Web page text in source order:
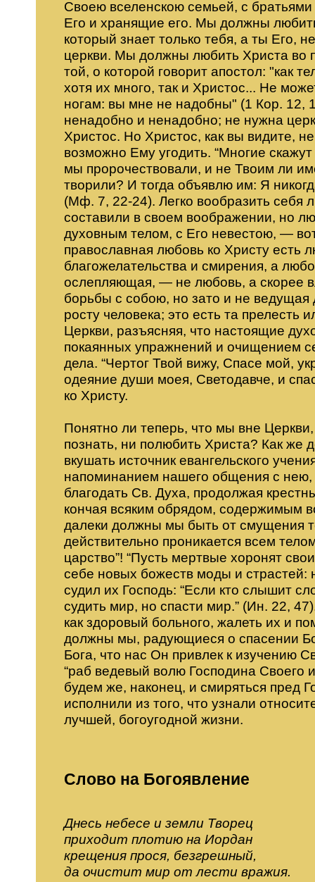
Своею вселенскою семьей, с
Его и хранящие его. Мы должны
который знает только тебя, а ты Его,
церкви. Мы должны любить Христа во
той, о которой говорит апостол: "как
хотя их много, так и Христос... Не
ногам: вы мне не надобны" (1 Кор. 12,
ненадобно и ненадобно; не нужна
Христос. Но Христос, как вы видите,
возможно Ему угодить. “Многие
мы пророчествовали, и не Твоим ли
творили? И тогда объявлю им: Я
(Мф. 7, 22-24). Легко вообразить себя
составили в своем воображении, но
духовным телом, с Его невестою, —
православная любовь ко Христу есть
благожелательства и смирения, а
ослепляющая, — не любовь, а скорее
борьбы с собою, но зато и не
росту человека; это есть та
Церкви, разъясняя, что настоящие
покаянных упражнений и очищением
дела. “Чертог Твой вижу, Спасе мой,
одеяние души моея, Светодавче, и
ко Христу.
Понятно ли теперь, что мы вне
познать, ни полюбить Христа? Как
вкушать источник евангельского
напоминанием нашего общения с нею,
благодать Св. Духа, продолжая
кончая всяким обрядом, содержимым
далеки должны мы быть от смущения
действительно проникается всем
царство”! “Пусть мертвые хоронят
себе новых божеств моды и страстей:
судил их Господь: “Если кто слышит
судить мир, но спасти мир.” (Ин. 22,
как здоровый больного, жалеть их и
должны мы, радующиеся о спасении
Бога, что нас Он привлек к изучению
“раб ведевый волю Господина Своего
будем же, наконец, и смиряться пред
исполнили из того, что узнали
лучшей, богоугодной жизни.
Слово на Богоявление
Днесь небесе и земли Творец
приходит плотию на Иордан
крещения прося, безгрешный,
да очистит мир от лести вражия.